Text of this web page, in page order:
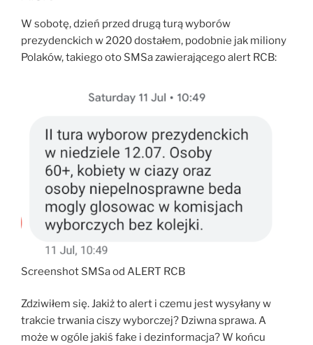
W sobotę, dzień przed drugą turą wyborów
prezydenckich w 2020 dostałem, podobnie jak miliony
Polaków, takiego oto SMSa zawierającego alert RCB:
Screenshot SMSa od ALERT RCB
Zdziwiłem się. Jakiż to alert i czemu jest wysyłany w
trakcie trwania ciszy wyborczej? Dziwna sprawa. A
może w ogóle jakiś fake i dezinformacja? W końcu